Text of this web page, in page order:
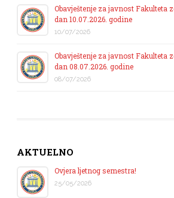
Obavještenje za javnost Fakulteta
dan 10.07.2026. godine
10/07/2026
Obavještenje za javnost Fakulteta
dan 08.07.2026. godine
08/07/2026
AKTUELNO
Ovjera ljetnog semestra!
25/05/2026